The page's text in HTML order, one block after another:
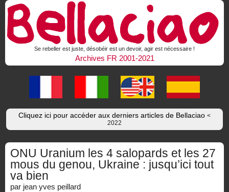
Se rebeller est juste, désobéir est un devoir, agir est nécessaire !
Archives FR 2001-2021
Cliquez ici pour accéder aux derniers articles de Bellaciao <
2022
ONU Uranium les 4 salopards et les 27
mous du genou, Ukraine : jusqu’ici tout
va bien
par jean yves peillard